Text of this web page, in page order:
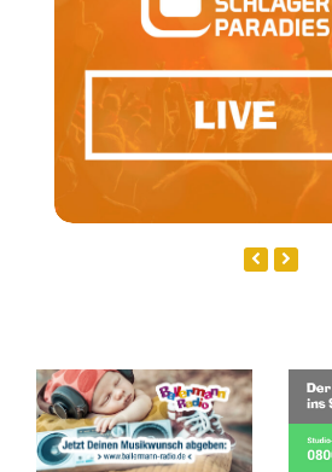
Next
Previous